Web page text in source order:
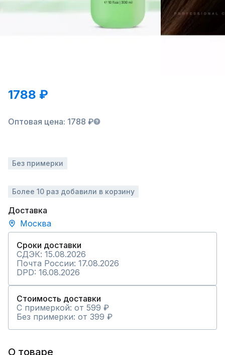
1788 ₽
Оптовая цена: 1788 ₽
Без примерки
Более 10 раз добавили в корзину
Доставка
Москва
Сроки доставки
СДЭК: 15.08.2026
Почта России: 17.08.2026
DPD: 16.08.2026
Стоимость доставки
С примеркой: от 599 ₽
Без примерки: от 399 ₽
О товаре